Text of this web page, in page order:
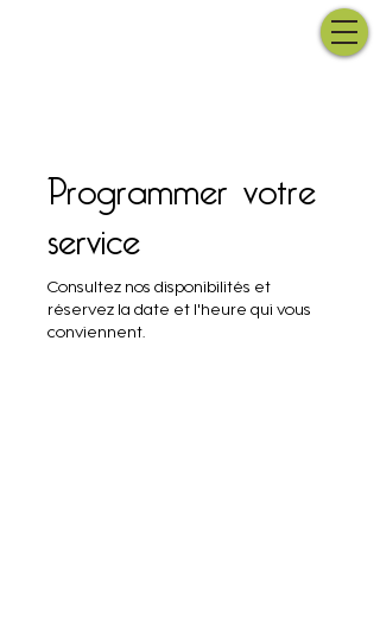
Programmer votre
service
Consultez nos disponibilités et
réservez la date et l'heure qui vous
conviennent.